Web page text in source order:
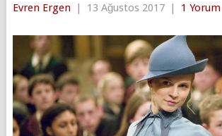
Evren Ergen | 13 Ağustos 2017 | 1 Yorum